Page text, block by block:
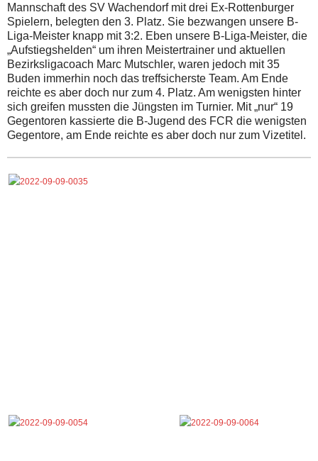
Mannschaft des SV Wachendorf mit drei Ex-Rottenburger
Spielern, belegten den 3. Platz. Sie bezwangen unsere B-
Liga-Meister knapp mit 3:2. Eben unsere B-Liga-Meister, die
„Aufstiegshelden“ um ihren Meistertrainer und aktuellen
Bezirksligacoach Marc Mutschler, waren jedoch mit 35
Buden immerhin noch das treffsicherste Team. Am Ende
reichte es aber doch nur zum 4. Platz. Am wenigsten hinter
sich greifen mussten die Jüngsten im Turnier. Mit „nur“ 19
Gegentoren kassierte die B-Jugend des FCR die wenigsten
Gegentore, am Ende reichte es aber doch nur zum Vizetitel.